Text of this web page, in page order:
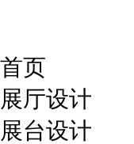
首页
展厅设计
展台设计